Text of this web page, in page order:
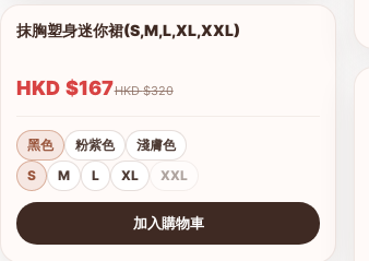
抹胸塑身迷你裙(S,M,L,XL,XXL)
HKD $167 HKD $320
黑色 粉紫色
淺膚色
S
M L XL XXL
加入購物車